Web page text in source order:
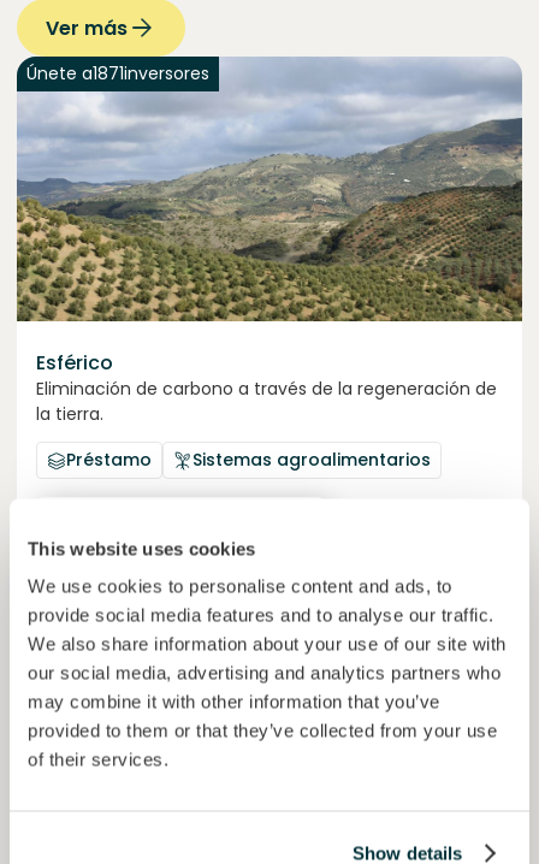
This website uses cookies
We use cookies to personalise content and ads, to
provide social media features and to analyse our traffic.
We also share information about your use of our site with
our social media, advertising and analytics partners who
may combine it with other information that you’ve
provided to them or that they’ve collected from your use
of their services.
Show details
Ver más
Únete a1871inversores
Esférico
Eliminación de carbono a través de la regeneración de
la tierra.
Préstamo
Sistemas agroalimentarios
interés anual
Reservado = 2500€
44,9%
El proyecto está cogiendo impulso. Invierte ya. del objetivo
Murcia 50000000€